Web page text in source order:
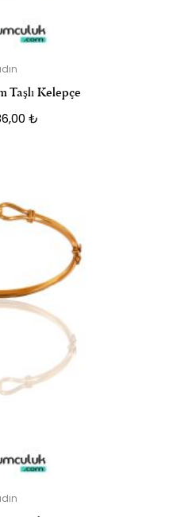
Taşlı Kelepçe
₺